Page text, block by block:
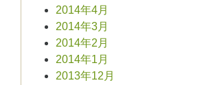
2014年4月
2014年3月
2014年2月
2014年1月
2013年12月